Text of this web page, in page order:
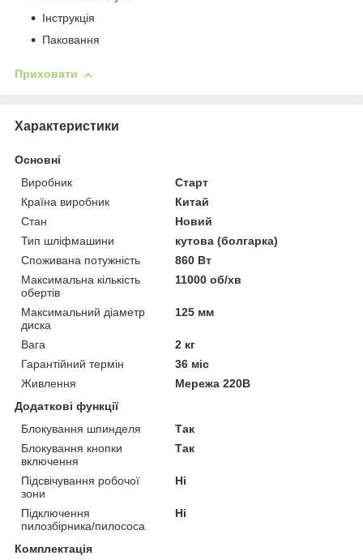
Інструкція
Паковання
Приховати
Характеристики
Основні
Виробник
Старт
Країна виробник
Китай
Стан
Новий
Тип шліфмашини
кутова (болгарка)
Споживана потужність
860 Вт
Максимальна кількість
обертів
11000 об/хв
Максимальний діаметр
диска
125 мм
Вага
2 кг
Гарантійний термін
36 міс
Живлення
Мережа 220В
Додаткові функції
Блокування шпинделя
Так
Блокування кнопки
включення
Так
Підсвічування робочої
зони
Ні
Підключення
пилозбірника/пилососа
Ні
Комплектація